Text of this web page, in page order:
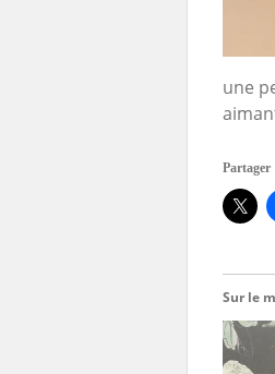
une
Partager
Sur le